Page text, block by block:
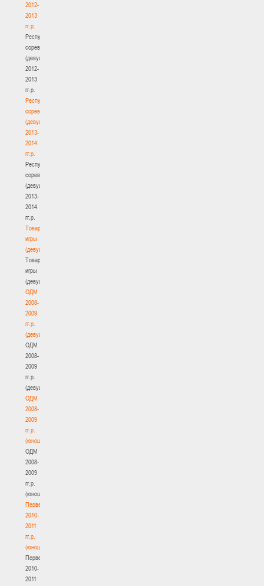
2012-
2013
гг.р.
Республиканские
соревнования
(девушки)
2012-
2013
гг.р.
Республиканские
соревнования
(девушки)
2013-
2014
гг.р.
Республиканские
соревнования
(девушки)
2013-
2014
гг.р.
Товарищеские
игры
(девушки)
Товарищеские
игры
(девушки)
ОДМ
2008-
2009
гг.р.
(девушки)
ОДМ
2008-
2009
гг.р.
(девушки)
ОДМ
2008-
2009
гг.р.
(юноши)
ОДМ
2008-
2009
гг.р.
(юноши)
Первенство
2010-
2011
гг.р.
(юноши)
Первенство
2010-
2011